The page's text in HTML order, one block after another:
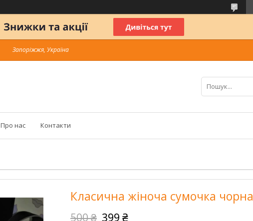
Запоріжжя, Україна
Про нас Контакти
Класична жіноча сумочка чорна
500 ₴ 399 ₴